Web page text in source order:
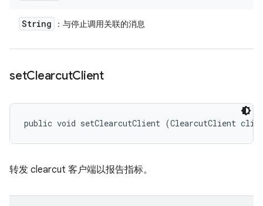
String ：与停止调用关联的消息
setClearcutClient
public void setClearcutClient (ClearcutClient
转发 clearcut 客户端以报告指标。